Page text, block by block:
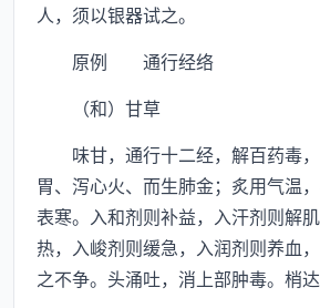
人，须以银器试之。
原例 通行经络
（和）甘草
味甘，通行十二经，解百药毒
胃、泻心火、而生肺金；炙用气温
表寒。入和剂则补益，入汗剂则解
热，入峻剂则缓急，入润剂则养血
之不争。头涌吐，消上部肿毒。梢达